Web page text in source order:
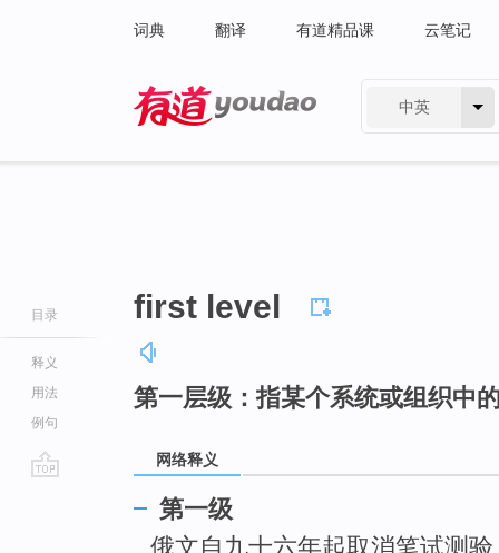
词典 翻译 有道精品课 云笔记
中英
目录
释义
用法
例句
first level
第一层级：指某个系统或组织中
网络释义
第一级
俄文自九十六年起取消笔试测